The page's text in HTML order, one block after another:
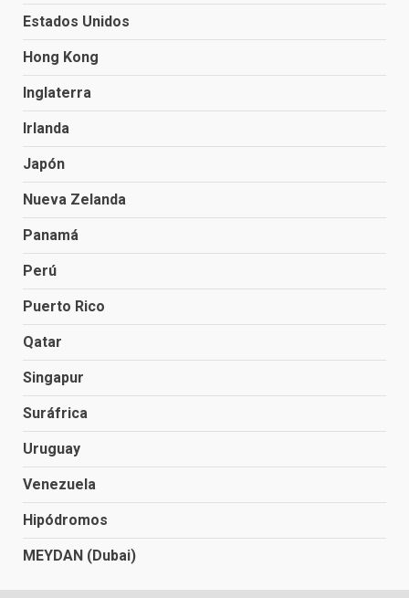
Estados Unidos
Hong Kong
Inglaterra
Irlanda
Japón
Nueva Zelanda
Panamá
Perú
Puerto Rico
Qatar
Singapur
Suráfrica
Uruguay
Venezuela
Hipódromos
MEYDAN (Dubai)